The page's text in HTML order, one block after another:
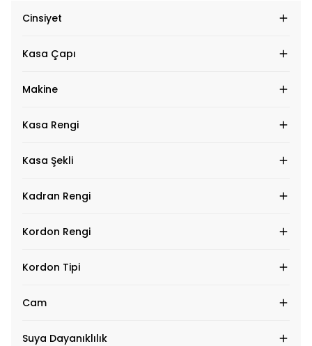
Cinsiyet
Kasa Çapı
Makine
Kasa Rengi
Kasa Şekli
Kadran Rengi
Kordon Rengi
Kordon Tipi
Cam
Suya Dayanıklılık